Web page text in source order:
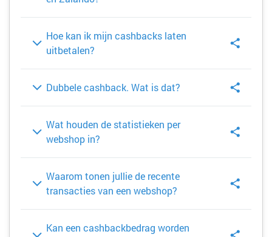
Hoe kan ik mijn cashbacks laten
uitbetalen?
Dubbele cashback. Wat is dat?
Wat houden de statistieken per
webshop in?
Waarom tonen jullie de recente
transacties van een webshop?
Kan een cashbackbedrag worden